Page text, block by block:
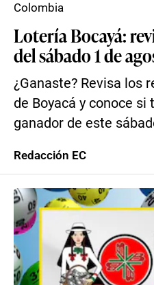
Lotería Bocayá:
del sábado 1 de
¿Ganaste? Revisa los
de Boyacá y conoce
ganador de este
Colombia
Redacción EC